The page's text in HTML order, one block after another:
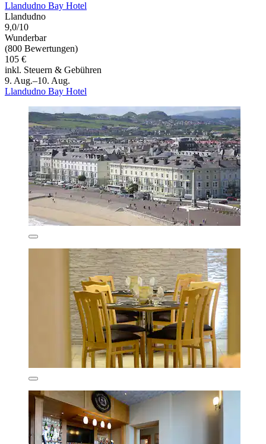
Llandudno Bay Hotel
Llandudno
9,0/10
Wunderbar
(800 Bewertungen)
105 €
inkl. Steuern & Gebühren
9. Aug.–10. Aug.
Llandudno Bay Hotel